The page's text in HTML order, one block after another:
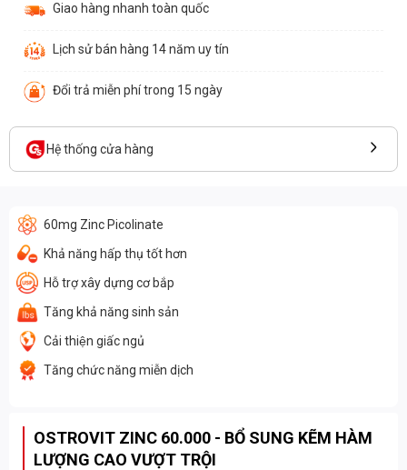
Giao hàng nhanh toàn quốc
Lịch sử bán hàng 14 năm uy tín
Đổi trả miễn phí trong 15 ngày
Hệ thống cửa hàng
60mg Zinc Picolinate
Khả năng hấp thụ tốt hơn
Hỗ trợ xây dựng cơ bắp
Tăng khả năng sinh sản
Cải thiện giấc ngủ
Tăng chức năng miễn dịch
OSTROVIT ZINC 60.000 - BỔ SUNG KẼM HÀM
LƯỢNG CAO VƯỢT TRỘI